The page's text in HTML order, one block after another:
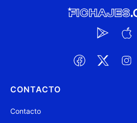
CONTACTO
Contacto